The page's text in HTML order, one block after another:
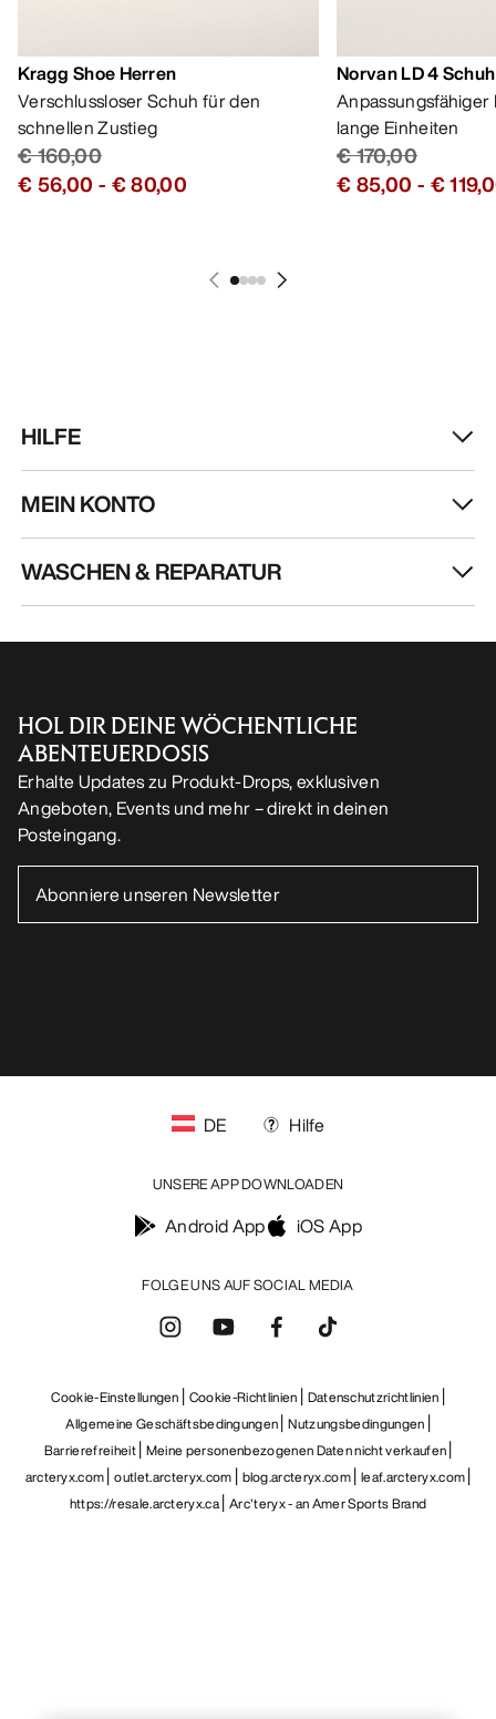
Kragg Shoe Herren
Verschlussloser Schuh für den
schnellen Zustieg
€ 160,00
€ 56,00 - € 80,00
Norvan LD 4
lange Einheiten
€ 170,00
€ 85,00 - €
HILFE
MEIN KONTO
WASCHEN & REPARATUR
HOL DIR DEINE WÖCHENTLICHE
ABENTEUERDOSIS
Erhalte Updates zu Produkt-Drops, exklusiven
Angeboten, Events und mehr – direkt in deinen
Posteingang.
FOLGE UNS AUF SOCIAL MEDIA
DE Hilfe
UNSERE APP DOWNLOADEN
Android App iOS App
Cookie-Einstellungen Cookie-Richtlinien Datenschutzrichtlinien
Allgemeine Geschäftsbedingungen Nutzungsbedingungen
Barrierefreiheit Meine personenbezogenen Daten nicht verkaufen
arcteryx.com outlet.arcteryx.com blog.arcteryx.com leaf.arcteryx.com
https://resale.arcteryx.ca Arc'teryx - an Amer Sports Brand